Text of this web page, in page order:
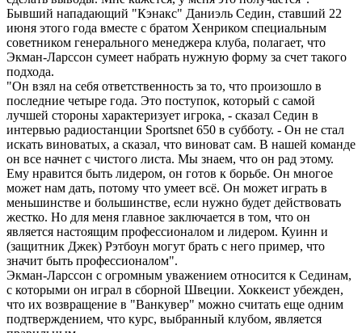
Бывший нападающий "Кэнакс" Даниэль Седин, ставший 22
июня этого года вместе с братом Хенриком специальным
советником генерального менеджера клуба, полагает, что
Экман-Ларссон сумеет набрать нужную форму за счет такого
подхода.
"Он взял на себя ответственность за то, что произошло в
последние четыре года. Это поступок, который с самой
лучшей стороны характеризует игрока, - сказал Седин в
интервью радиостанции Sportsnet 650 в субботу. - Он не стал
искать виноватых, а сказал, что виноват сам. В нашей команде
он все начнет с чистого листа. Мы знаем, что он рад этому.
Ему нравится быть лидером, он готов к борьбе. Он многое
может нам дать, потому что умеет всё. Он может играть в
меньшинстве и большинстве, если нужно будет действовать
жестко. Но для меня главное заключается в том, что он
является настоящим профессионалом и лидером. Куинн и
(защитник Джек) Рэтбоун могут брать с него пример, что
значит быть профессионалом".
Экман-Ларссон с огромным уважением относится к Сединам,
с которыми он играл в сборной Швеции. Хоккеист убежден,
что их возвращение в "Ванкувер" можно считать еще одним
подтверждением, что курс, выбранный клубом, является